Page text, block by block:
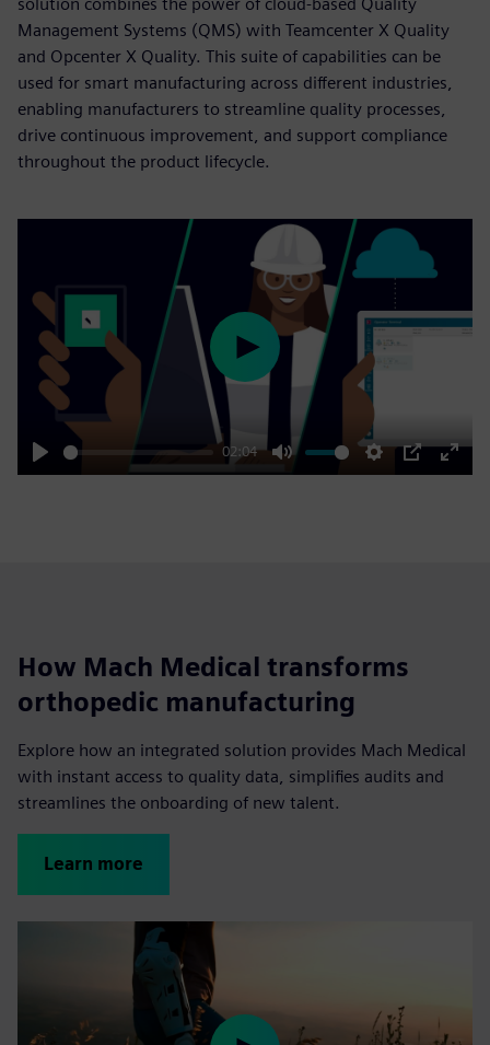
Management Systems (QMS) with Teamcenter X Quality
and Opcenter X Quality. This suite of capabilities can be
used for smart manufacturing across different industries,
enabling manufacturers to streamline quality processes,
drive continuous improvement, and support compliance
throughout the product lifecycle.
Play
02:04
Mute Settings
PIP
Enter
Play
How Mach Medical transforms
orthopedic manufacturing
Explore how an integrated solution provides Mach Medical
with instant access to quality data, simplifies audits and
streamlines the onboarding of new talent.
Learn more